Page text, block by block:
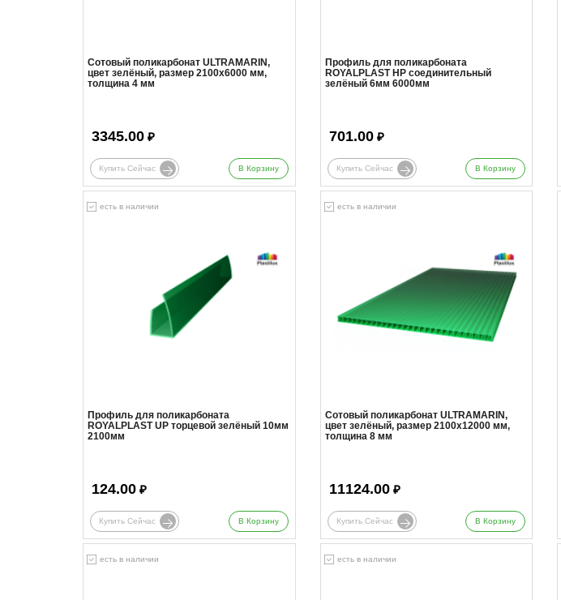
Сотовый поликарбонат ULTRAMARIN,
цвет зелёный, размер 2100x6000 мм,
толщина 4 мм
3345.00 ₽
Купить Сейчас В Корзину
Профиль для поликарбоната
ROYALPLAST HP соединительный
зелёный 6мм 6000мм
701.00₽
Купить Сейчас В Корзину
есть в наличии
Профиль для поликарбоната
ROYALPLAST UP торцевой зелёный 10мм
2100мм
124.00 ₽
Купить Сейчас В Корзину
есть в наличии
Сотовый поликарбонат ULTRAMARIN,
цвет зелёный, размер 2100x12000 мм,
толщина 8 мм
11124.00₽
Купить Сейчас В Корзину
есть в наличии есть в наличии